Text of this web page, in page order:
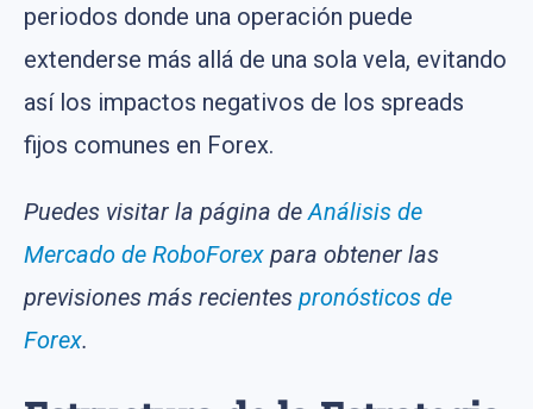
periodos donde una operación puede
extenderse más allá de una sola vela, evitando
así los impactos negativos de los spreads
fijos comunes en Forex.
Puedes visitar la página deAnálisis de
Mercado de RoboForex para obtener las
previsiones más recientes pronósticos de
Forex.